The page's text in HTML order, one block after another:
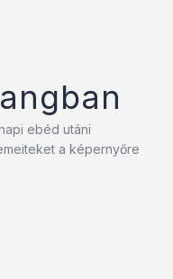
ebéd utáni
a képernyőre